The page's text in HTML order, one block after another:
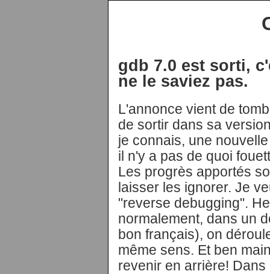
gdb 7.0 est sorti,
ne le saviez pas.
L'annonce vient de
de sortir dans sa
je connais, une
il n'y a pas de quoi
Les progrès apportés
laisser les ignorer. Je
"reverse debugging".
normalement, dans un
bon français), on
même sens. Et ben
revenir en arrière!